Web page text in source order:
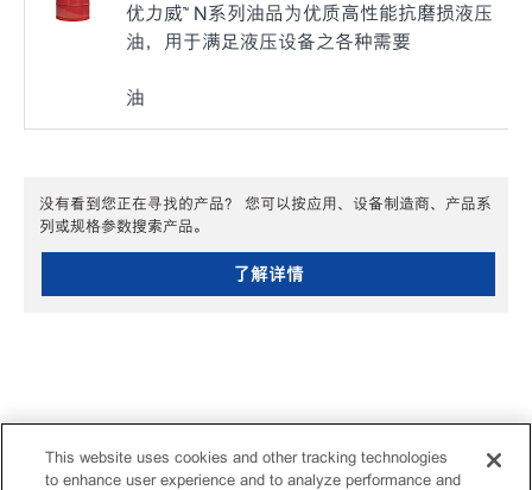
优力威™ N系列油品为优质高性能抗磨损液压
油，用于满足液压设备之各种需要
油
没有看到您正在寻找的产品？ 您可以按应用、设备制造商、产品系
列或规格参数搜索产品。
了解详情
This website uses cookies and other tracking technologies
to enhance user experience and to analyze performance and